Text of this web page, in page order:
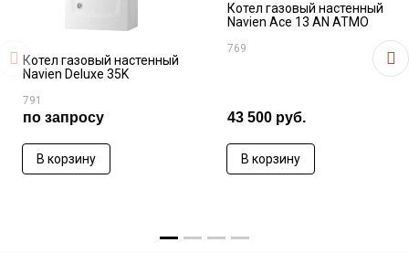
Котел газовый настенный
Navien Deluxe 35K
791
по запросу
В корзину
Котел газовый настенный
Navien Ace 13 AN ATMO
769
43 500 руб.
В корзину